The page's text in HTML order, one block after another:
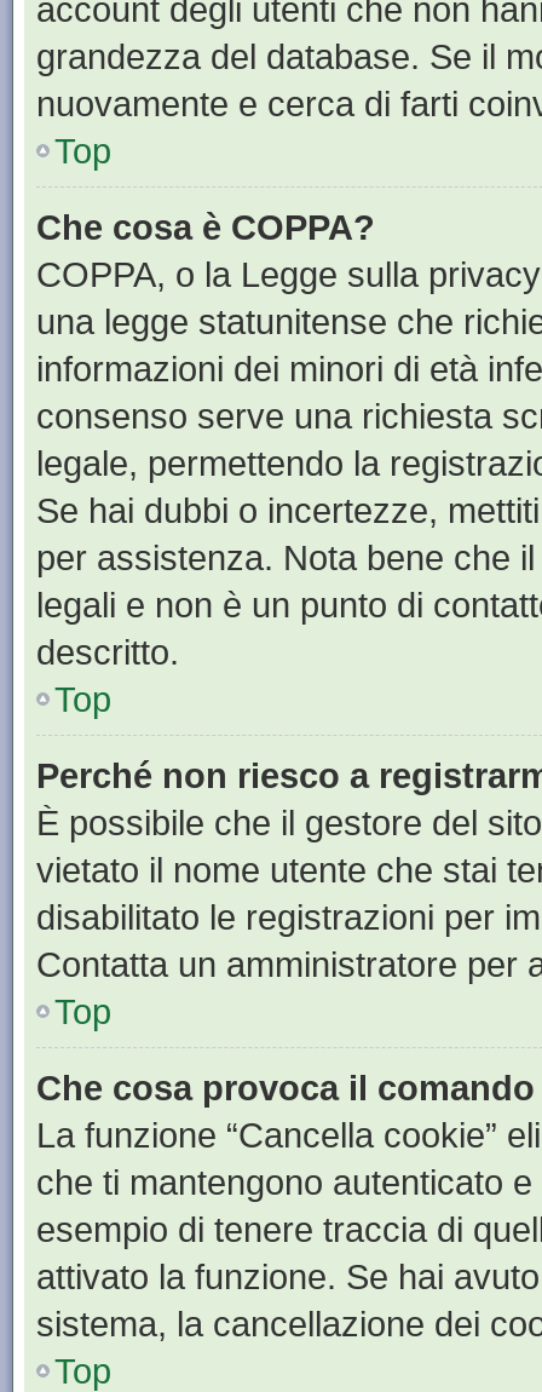
account degli utenti che non
grandezza del database. Se il
nuovamente e cerca di farti
Top
Che cosa è COPPA?
COPPA, o la Legge sulla
una legge statunitense che
informazioni dei minori di età
consenso serve una richiesta
legale, permettendo la
Se hai dubbi o incertezze,
per assistenza. Nota bene che
legali e non è un punto di
descritto.
Top
Perché non riesco a
È possibile che il gestore del
vietato il nome utente che stai
disabilitato le registrazioni per
Contatta un amministratore per
Top
Che cosa provoca il
La funzione “Cancella cookie”
che ti mantengono autenticato
esempio di tenere traccia di
attivato la funzione. Se hai
sistema, la cancellazione dei
Top